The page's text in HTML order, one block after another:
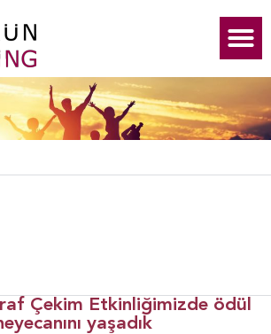
Çekim Etkinliğimizde ödül
yaşadık